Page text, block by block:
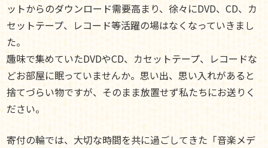
ットからのダウンロード需要高まり、徐々にDVD、CD、カ
セットテープ、レコード等活躍の場はなくなっていきまし
た。
趣味で集めていたDVDやCD、カセットテープ、レコードな
どお部屋に眠っていませんか。思い出、思い入れがあると
捨てづらい物ですが、そのまま放置せず私たちにお送りく
ださい。
寄付の輪では、大切な時間を共に過ごしてきた「音楽メデ